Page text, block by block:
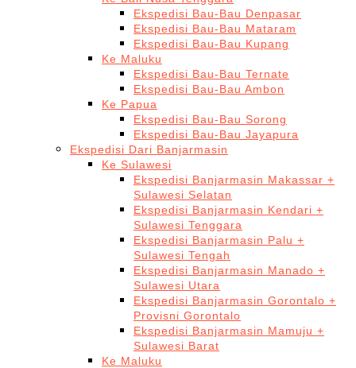
Ekspedisi Bau-Bau Denpasar
Ekspedisi Bau-Bau Mataram
Ekspedisi Bau-Bau Kupang
Ke Maluku
Ekspedisi Bau-Bau Ternate
Ekspedisi Bau-Bau Ambon
Ke Papua
Ekspedisi Bau-Bau Sorong
Ekspedisi Bau-Bau Jayapura
Ekspedisi Dari Banjarmasin
Ke Sulawesi
Ekspedisi Banjarmasin Makassar +
Sulawesi Selatan
Ekspedisi Banjarmasin Kendari +
Sulawesi Tenggara
Ekspedisi Banjarmasin Palu +
Sulawesi Tengah
Ekspedisi Banjarmasin Manado +
Sulawesi Utara
Ekspedisi Banjarmasin Gorontalo +
Provisni Gorontalo
Ekspedisi Banjarmasin Mamuju +
Sulawesi Barat
Ke Maluku